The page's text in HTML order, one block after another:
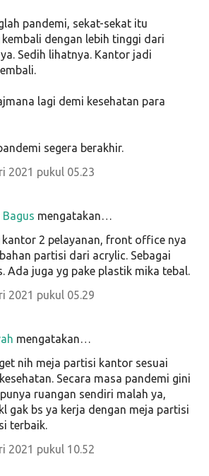
pandemi, sekat-sekat itu
dengan lebih tinggi dari
Sedih lihatnya. Kantor jadi
lagi demi kesehatan para
segera berakhir.
2021 pukul 05.23
mengatakan…
kantor 2 pelayanan, front office nya
partisi dari acrylic. Sebagai
Ada juga yg pake plastik mika tebal.
2021 pukul 05.29
mengatakan…
nih meja partisi kantor sesuai
Secara masa pandemi gini
ruangan sendiri malah ya,
gak bs ya kerja dengan meja partisi
terbaik.
2021 pukul 10.52